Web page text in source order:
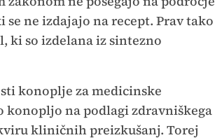
ne izdajajo na recept. Prav tako
ki so izdelana iz sintezno
konoplje za medicinske
na podlagi zdravniškega
kliničnih preizkušanj. Torej